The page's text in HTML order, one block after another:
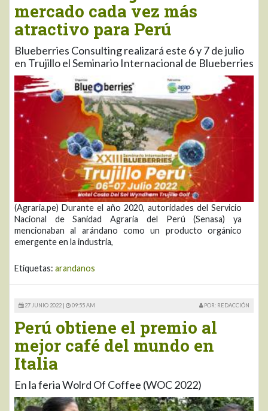
mercado cada vez más
atractivo para Perú
Blueberries Consulting realizará este 6 y 7 de julio
en Trujillo el Seminario Internacional de Blueberries
(Agraria.pe) Durante el año 2020, autoridades del Servicio
Nacional de Sanidad Agraria del Perú (Senasa) ya
mencionaban al arándano como un producto orgánico
emergente en la industria,
Etiquetas: arandanos
27 JUNIO 2022 | 09:55 AM POR: REDACCIÓN
Perú obtiene el premio al
mejor café del mundo en
Italia
En la feria Wolrd Of Coffee (WOC 2022)